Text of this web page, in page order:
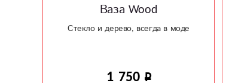
Конфеты Раффаэло
Миндально - кокосовый вкус конфет
750